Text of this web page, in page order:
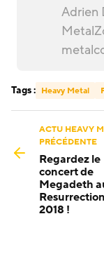
Adrien
Tags : Heavy Metal
ACTU HEAVY
PRÉCÉDENTE
Regardez le
concert de
Megadeth
2018 !